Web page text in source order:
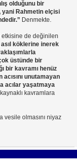
olduğunu bir
yani Rahmetin elçisi
Denmekte.
etkisine de değinilen
köklerine inerek
üstünde bir
bir kavramı henüz
unutamayan
acılar yaşatmaya
kavramlara
vesile olmasını niyaz